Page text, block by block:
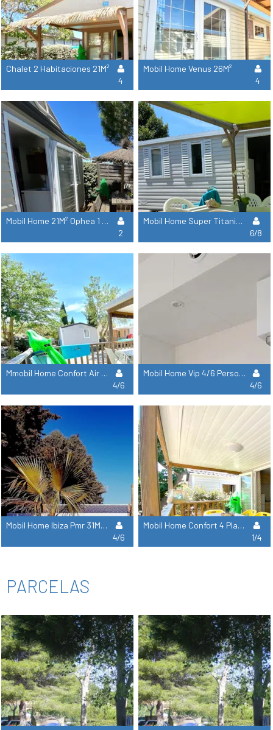
Chalet 2 Habitaciones 21M²
4
Mobil Home Venus 26M²
4
Mobil Home 21M² Ophea 1 Habitacion
2
Mobil Home Super Titania 30M²-Climatisé - 3 Rooms.
6/8
Mmobil Home Confort Air Conditioning+Tv-26M²-2 Rooms
4/6
Mobil Home Vip 4/6 Personnes Taos 35M² Tv+Clim
4/6
Mobil Home Ibiza Pmr 31M² 2 Chambres
4/6
Mobil Home Confort 4 Places Climatisé+Tv-2 Chambres
1/4
PARCELAS